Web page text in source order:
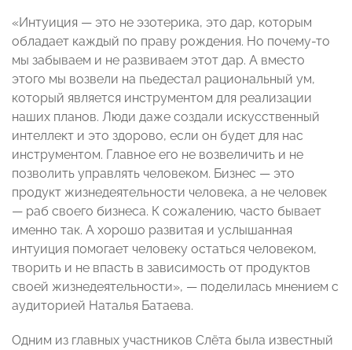
«Интуиция — это не эзотерика, это дар, которым
обладает каждый по праву рождения. Но почему-то
мы забываем и не развиваем этот дар. А вместо
этого мы возвели на пьедестал рациональный ум,
который является инструментом для реализации
наших планов. Люди даже создали искусственный
интеллект и это здорово, если он будет для нас
инструментом. Главное его не возвеличить и не
позволить управлять человеком. Бизнес — это
продукт жизнедеятельности человека, а не человек
— раб своего бизнеса. К сожалению, часто бывает
именно так. А хорошо развитая и услышанная
интуиция помогает человеку остаться человеком,
творить и не впасть в зависимость от продуктов
своей жизнедеятельности», — поделилась мнением с
аудиторией Наталья Батаева.
Одним из главных участников Слёта была известный